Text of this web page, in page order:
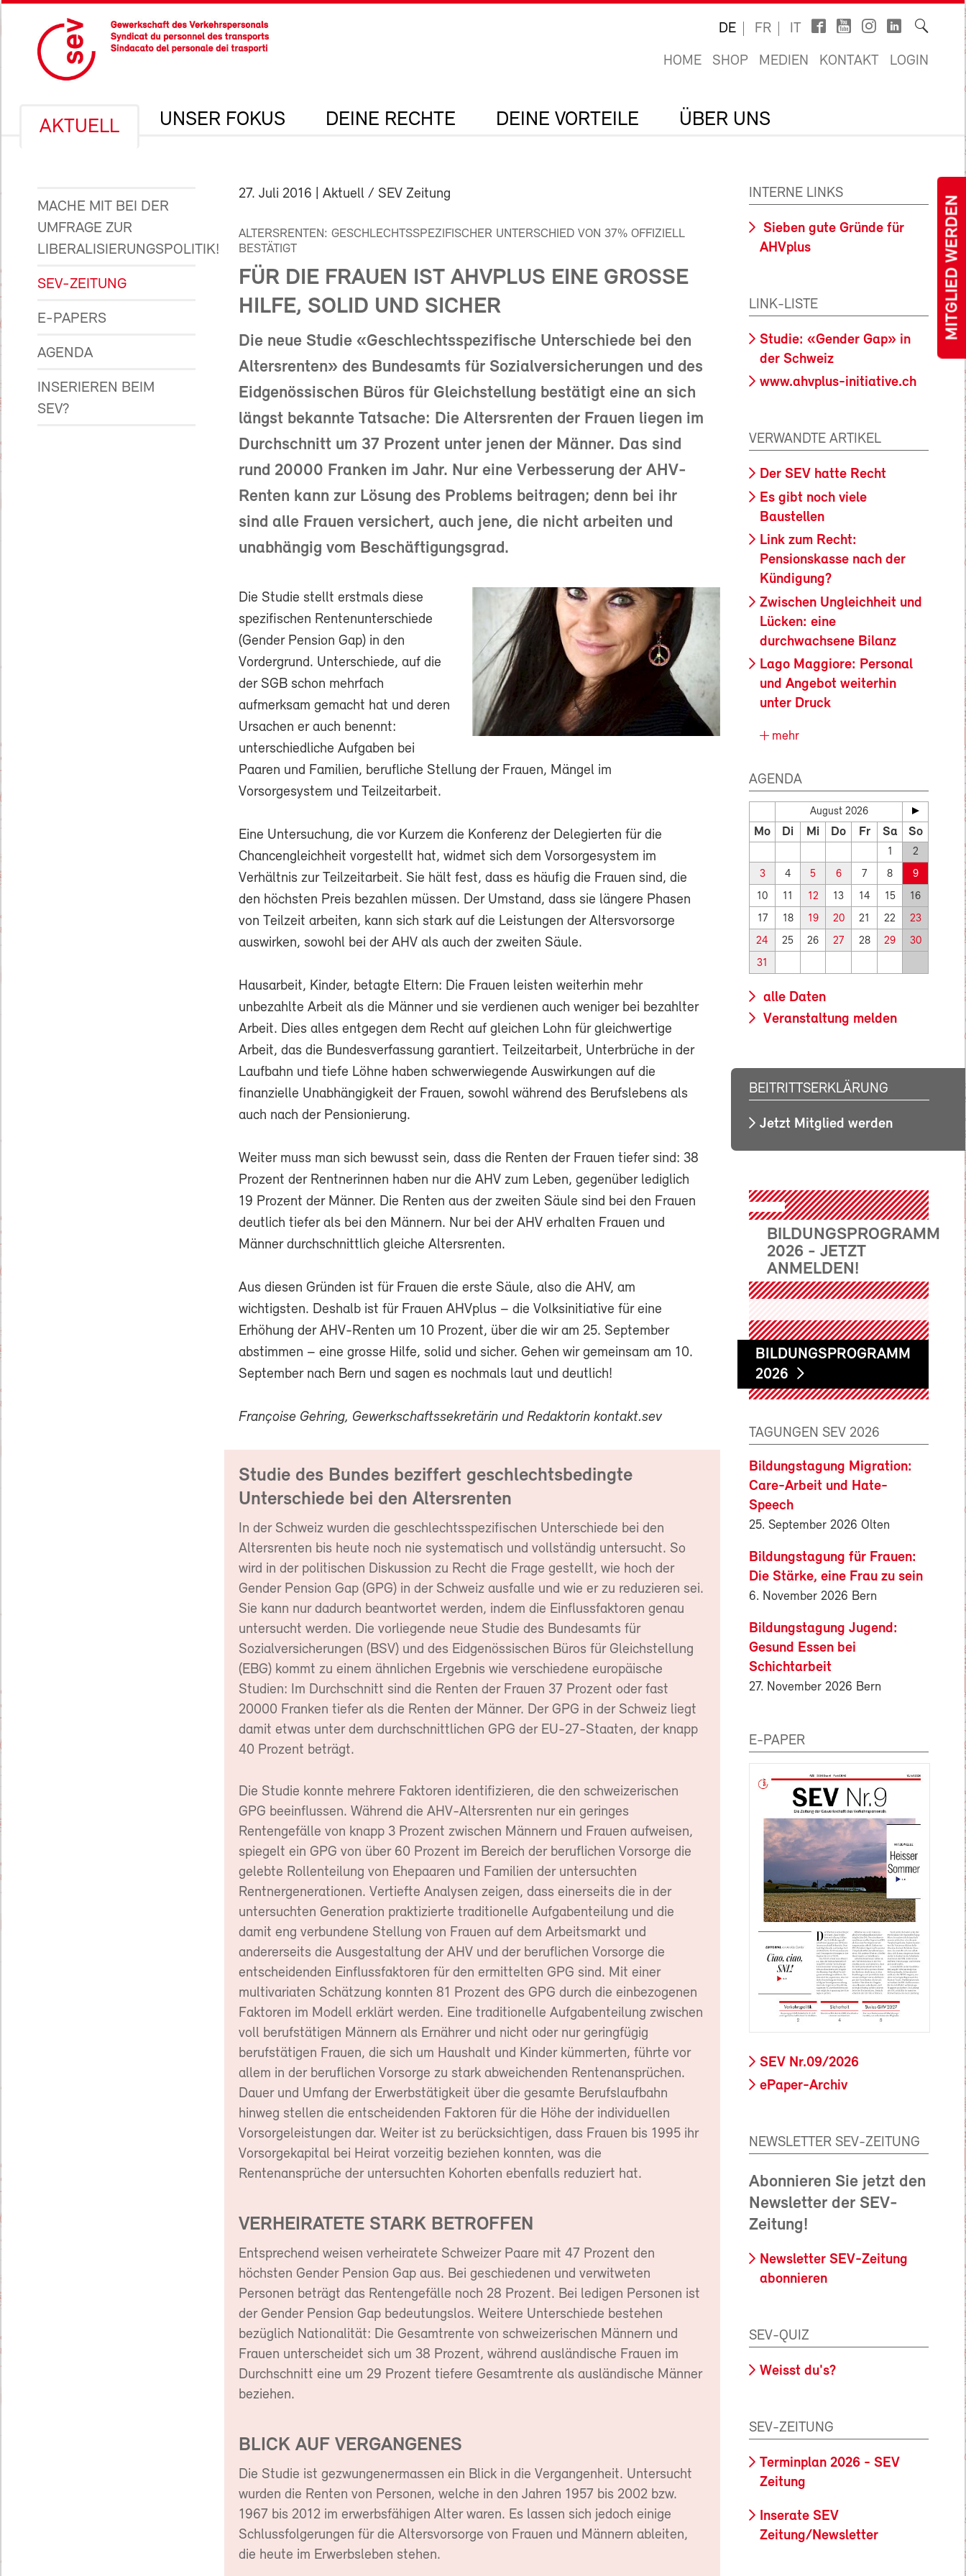
MITGLIED WERDEN
DE FR IT
HOME SHOP MEDIEN KONTAKT LOGIN
AKTUELL UNSER FOKUS DEINE RECHTE DEINE VORTEILE ÜBER UNS
MACHE MIT BEI DER
UMFRAGE ZUR
LIBERALISIERUNGSPOLITIK!
SEV-ZEITUNG
E-PAPERS
AGENDA
INSERIEREN BEIM
SEV?
27. Juli 2016 | Aktuell / SEV Zeitung
ALTERSRENTEN: GESCHLECHTSSPEZIFISCHER UNTERSCHIED VON 37% OFFIZIELL
BESTÄTIGT
FÜR DIE FRAUEN IST AHVPLUS EINE GROSSE
HILFE, SOLID UND SICHER
Die neue Studie «Geschlechtsspezifische Unterschiede bei den
Altersrenten» des Bundesamts für Sozialversicherungen und des
Eidgenössischen Büros für Gleichstellung bestätigt eine an sich
längst bekannte Tatsache: Die Altersrenten der Frauen liegen im
Durchschnitt um 37 Prozent unter jenen der Männer. Das sind
rund 20000 Franken im Jahr. Nur eine Verbesserung der AHV-
Renten kann zur Lösung des Problems beitragen; denn bei ihr
sind alle Frauen versichert, auch jene, die nicht arbeiten und
unabhängig vom Beschäftigungsgrad.
Die Studie stellt erstmals diese
spezifischen Rentenunterschiede
(Gender Pension Gap) in den
Vordergrund. Unterschiede, auf die
der SGB schon mehrfach
aufmerksam gemacht hat und deren
Ursachen er auch benennt:
unterschiedliche Aufgaben bei
Paaren und Familien, berufliche Stellung der Frauen, Mängel im
Vorsorgesystem und Teilzeitarbeit.
Eine Untersuchung, die vor Kurzem die Konferenz der Delegierten für die
Chancengleichheit vorgestellt hat, widmet sich dem Vorsorgesystem im
Verhältnis zur Teilzeitarbeit. Sie hält fest, dass es häufig die Frauen sind, die
den höchsten Preis bezahlen müssen. Der Umstand, dass sie längere Phasen
von Teilzeit arbeiten, kann sich stark auf die Leistungen der Altersvorsorge
auswirken, sowohl bei der AHV als auch der zweiten Säule.
Hausarbeit, Kinder, betagte Eltern: Die Frauen leisten weiterhin mehr
unbezahlte Arbeit als die Männer und sie verdienen auch weniger bei bezahlter
Arbeit. Dies alles entgegen dem Recht auf gleichen Lohn für gleichwertige
Arbeit, das die Bundesverfassung garantiert. Teilzeitarbeit, Unterbrüche in der
Laufbahn und tiefe Löhne haben schwerwiegende Auswirkungen auf die
finanzielle Unabhängigkeit der Frauen, sowohl während des Berufslebens als
auch nach der Pensionierung.
Weiter muss man sich bewusst sein, dass die Renten der Frauen tiefer sind: 38
Prozent der Rentnerinnen haben nur die AHV zum Leben, gegenüber lediglich
19 Prozent der Männer. Die Renten aus der zweiten Säule sind bei den Frauen
deutlich tiefer als bei den Männern. Nur bei der AHV erhalten Frauen und
Männer durchschnittlich gleiche Altersrenten.
Aus diesen Gründen ist für Frauen die erste Säule, also die AHV, am
wichtigsten. Deshalb ist für Frauen AHVplus – die Volksinitiative für eine
Erhöhung der AHV-Renten um 10 Prozent, über die wir am 25. September
abstimmen – eine grosse Hilfe, solid und sicher. Gehen wir gemeinsam am 10.
September nach Bern und sagen es nochmals laut und deutlich!
Françoise Gehring, Gewerkschaftssekretärin und Redaktorin kontakt.sev
Studie des Bundes beziffert geschlechtsbedingte
Unterschiede bei den Altersrenten
In der Schweiz wurden die geschlechtsspezifischen Unterschiede bei den
Altersrenten bis heute noch nie systematisch und vollständig untersucht. So
wird in der politischen Diskussion zu Recht die Frage gestellt, wie hoch der
Gender Pension Gap (GPG) in der Schweiz ausfalle und wie er zu reduzieren sei.
Sie kann nur dadurch beantwortet werden, indem die Einflussfaktoren genau
untersucht werden. Die vorliegende neue Studie des Bundesamts für
Sozialversicherungen (BSV) und des Eidgenössischen Büros für Gleichstellung
(EBG) kommt zu einem ähnlichen Ergebnis wie verschiedene europäische
Studien: Im Durchschnitt sind die Renten der Frauen 37 Prozent oder fast
20000 Franken tiefer als die Renten der Männer. Der GPG in der Schweiz liegt
damit etwas unter dem durchschnittlichen GPG der EU-27-Staaten, der knapp
40 Prozent beträgt.
Die Studie konnte mehrere Faktoren identifizieren, die den schweizerischen
GPG beeinflussen. Während die AHV-Altersrenten nur ein geringes
Rentengefälle von knapp 3 Prozent zwischen Männern und Frauen aufweisen,
spiegelt ein GPG von über 60 Prozent im Bereich der beruflichen Vorsorge die
gelebte Rollenteilung von Ehepaaren und Familien der untersuchten
Rentnergenerationen. Vertiefte Analysen zeigen, dass einerseits die in der
untersuchten Generation praktizierte traditionelle Aufgabenteilung und die
damit eng verbundene Stellung von Frauen auf dem Arbeitsmarkt und
andererseits die Ausgestaltung der AHV und der beruflichen Vorsorge die
entscheidenden Einflussfaktoren für den ermittelten GPG sind. Mit einer
multivariaten Schätzung konnten 81 Prozent des GPG durch die einbezogenen
Faktoren im Modell erklärt werden. Eine traditionelle Aufgabenteilung zwischen
voll berufstätigen Männern als Ernährer und nicht oder nur geringfügig
berufstätigen Frauen, die sich um Haushalt und Kinder kümmerten, führte vor
allem in der beruflichen Vorsorge zu stark abweichenden Rentenansprüchen.
Dauer und Umfang der Erwerbstätigkeit über die gesamte Berufslaufbahn
hinweg stellen die entscheidenden Faktoren für die Höhe der individuellen
Vorsorgeleistungen dar. Weiter ist zu berücksichtigen, dass Frauen bis 1995 ihr
Vorsorgekapital bei Heirat vorzeitig beziehen konnten, was die
Rentenansprüche der untersuchten Kohorten ebenfalls reduziert hat.
VERHEIRATETE STARK BETROFFEN
Entsprechend weisen verheiratete Schweizer Paare mit 47 Prozent den
höchsten Gender Pension Gap aus. Bei geschiedenen und verwitweten
Personen beträgt das Rentengefälle noch 28 Prozent. Bei ledigen Personen ist
der Gender Pension Gap bedeutungslos. Weitere Unterschiede bestehen
bezüglich Nationalität: Die Gesamtrente von schweizerischen Männern und
Frauen unterscheidet sich um 38 Prozent, während ausländische Frauen im
Durchschnitt eine um 29 Prozent tiefere Gesamtrente als ausländische Männer
beziehen.
BLICK AUF VERGANGENES
Die Studie ist gezwungenermassen ein Blick in die Vergangenheit. Untersucht
wurden die Renten von Personen, welche in den Jahren 1957 bis 2002 bzw.
1967 bis 2012 im erwerbsfähigen Alter waren. Es lassen sich jedoch einige
Schlussfolgerungen für die Altersvorsorge von Frauen und Männern ableiten,
die heute im Erwerbsleben stehen.
INTERNE LINKS
Sieben gute Gründe für
AHVplus
LINK-LISTE
Studie: «Gender Gap» in
der Schweiz
www.ahvplus-initiative.ch
VERWANDTE ARTIKEL
Der SEV hatte Recht
Es gibt noch viele
Baustellen
Link zum Recht:
Pensionskasse nach der
Kündigung?
Zwischen Ungleichheit und
Lücken: eine
durchwachsene Bilanz
Lago Maggiore: Personal
und Angebot weiterhin
unter Druck
mehr
AGENDA
August 2026
Mo Di Mi Do Fr Sa So
1 2
3 4 5 6 7 8 9
10 11 12 13 14 15 16
17 18 19 20 21 22 23
24 25 26 27 28 29 30
31
alle Daten
Veranstaltung melden
BEITRITTSERKLÄRUNG
Jetzt Mitglied werden
BILDUNGSPROGRAMM
2026 - JETZT
ANMELDEN!
BILDUNGSPROGRAMM
2026
TAGUNGEN SEV 2026
Bildungstagung Migration:
Care-Arbeit und Hate-
Speech
25. September 2026 Olten
Bildungstagung für Frauen:
Die Stärke, eine Frau zu sein
6. November 2026 Bern
Bildungstagung Jugend:
Gesund Essen bei
Schichtarbeit
27. November 2026 Bern
E-PAPER
SEV Nr.09/2026
ePaper-Archiv
NEWSLETTER SEV-ZEITUNG
Abonnieren Sie jetzt den
Newsletter der SEV-
Zeitung!
Newsletter SEV-Zeitung
abonnieren
SEV-QUIZ
Weisst du's?
SEV-ZEITUNG
Terminplan 2026 - SEV
Zeitung
Inserate SEV
Zeitung/Newsletter